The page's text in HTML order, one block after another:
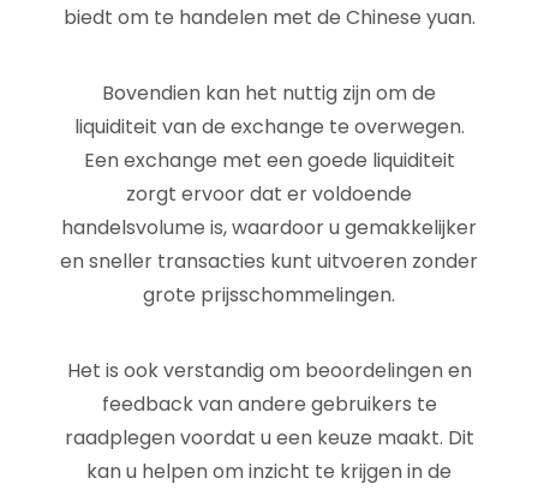
biedt om te handelen met de Chinese yuan.
Bovendien kan het nuttig zijn om de
liquiditeit van de exchange te overwegen.
Een exchange met een goede liquiditeit
zorgt ervoor dat er voldoende
handelsvolume is, waardoor u gemakkelijker
en sneller transacties kunt uitvoeren zonder
grote prijsschommelingen.
Het is ook verstandig om beoordelingen en
feedback van andere gebruikers te
raadplegen voordat u een keuze maakt. Dit
kan u helpen om inzicht te krijgen in de